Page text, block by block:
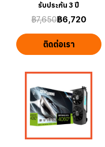
รับประกัน 3 ปี
฿7,650฿6,720
ติดต่อเรา